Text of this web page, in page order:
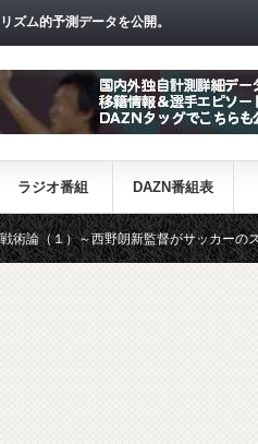
ズム的予測データを公開。
ラジオ番組 DAZN番組表
野朗新監督がサッカーのスタイルは何か～